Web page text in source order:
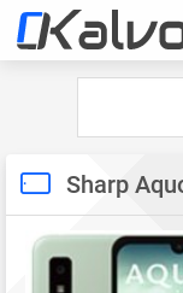
Sharp